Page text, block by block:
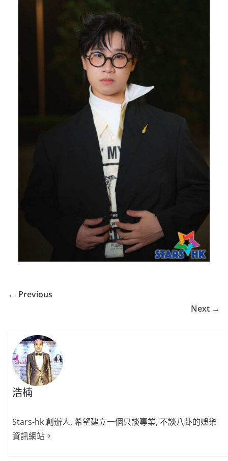
← Previous
Next →
浩楠
Stars-hk 創辦人, 希望建立一個只談專業, 不談八卦的娛樂
資訊網站。